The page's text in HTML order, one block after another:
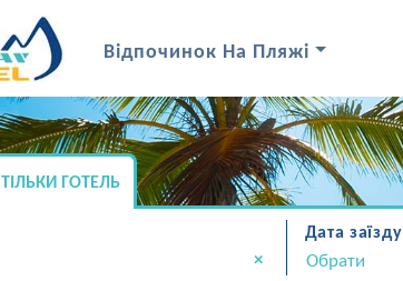
Відпочинок На Пляжі
ТІЛЬКИ ГОТЕЛЬ
×
Дата заїзду